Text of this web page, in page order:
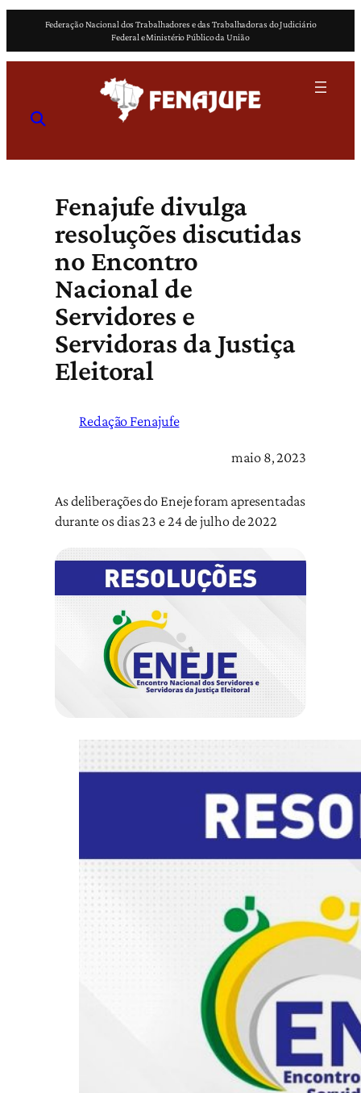
o
Federação Nacional dos Trabalhadores e das Trabalhadoras do Judiciário
Federal e Ministério Público da União
Fenajufe divulga
resoluções discutidas
no Encontro
Nacional de
Servidores e
Servidoras da Justiça
Eleitoral
Redação Fenajufe
maio 8, 2023
As deliberações do Eneje foram apresentadas
durante os dias 23 e 24 de julho de 2022